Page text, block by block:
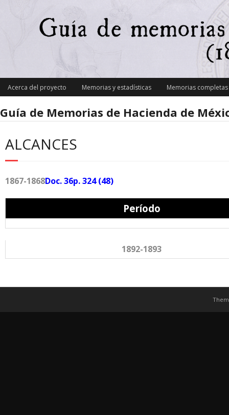
Acerca del proyecto Memorias y estadísticas Memorias
Guía de Memorias de Hacienda de
ALCANCES
1867-1868Doc. 36p. 324(48)
Período
1892-1893